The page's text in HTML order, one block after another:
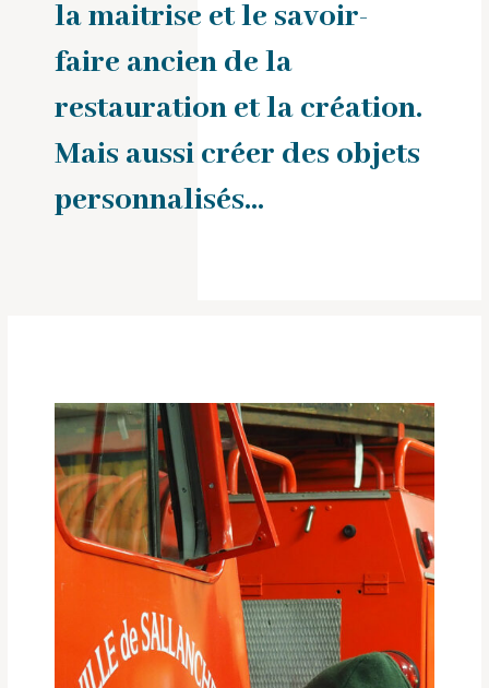
la maitrise et le savoir-
faire ancien de la
restauration et la création.
Mais aussi créer des objets
personnalisés…